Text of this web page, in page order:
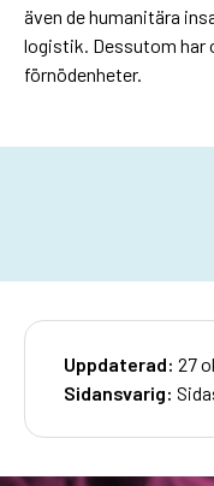
även de humanitära
logistik. Dessutom har
förnödenheter.
Uppdaterad: 27
Sidansvarig: